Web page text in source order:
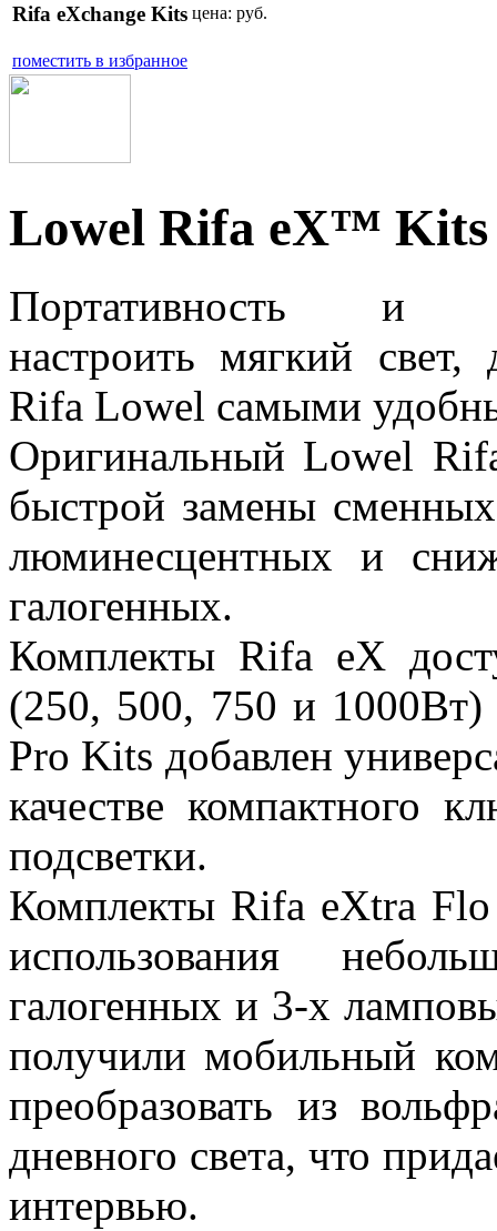
Rifa eXchange Kits цена: руб.
поместить в избранное
Lowel Rifa eX™ Kits
Портативность и
настроить мягкий свет,
Rifa Lowel самыми
Оригинальный Lowel
быстрой замены
люминесцентных и
галогенных.
Комплекты Rifa eX
(250, 500, 750 и
Pro Kits добавлен
качестве компактного
подсветки.
Комплекты Rifa eXtra
использования
галогенных и 3-х
получили мобильный
преобразовать из
дневного света, что
интервью.